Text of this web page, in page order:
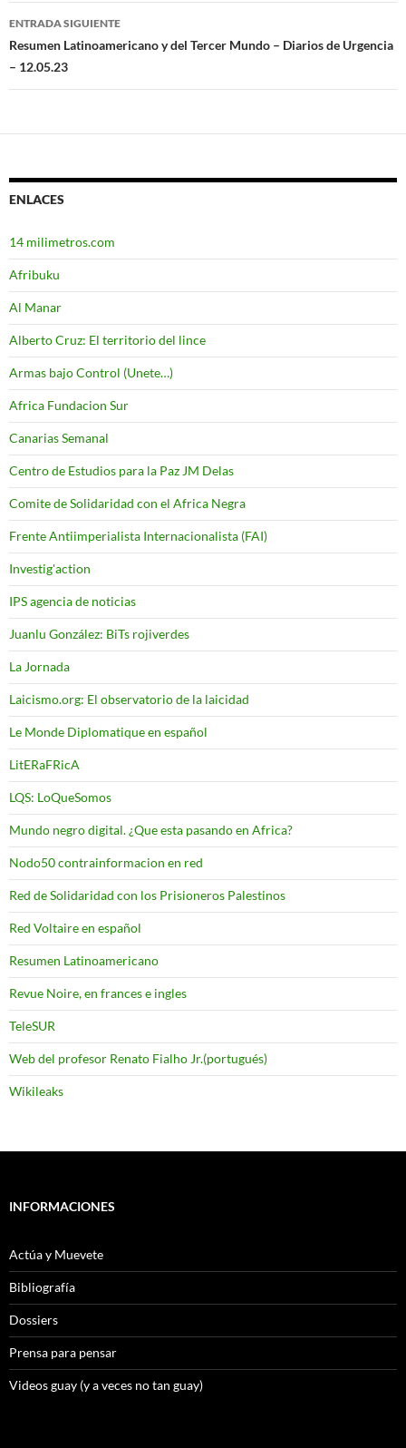
de
entradas
ENTRADA SIGUIENTE
Resumen Latinoamericano y del Tercer Mundo – Diarios de Urgencia
– 12.05.23
ENLACES
14 milimetros.com
Afribuku
Al Manar
Alberto Cruz: El territorio del lince
Armas bajo Control (Unete…)
Africa Fundacion Sur
Canarias Semanal
Centro de Estudios para la Paz JM Delas
Comite de Solidaridad con el Africa Negra
Frente Antiimperialista Internacionalista (FAI)
Investig'action
IPS agencia de noticias
Juanlu González: BiTs rojiverdes
La Jornada
Laicismo.org: El observatorio de la laicidad
Le Monde Diplomatique en español
LitERaFRicA
LQS: LoQueSomos
Mundo negro digital. ¿Que esta pasando en Africa?
Nodo50 contrainformacion en red
Red de Solidaridad con los Prisioneros Palestinos
Red Voltaire en español
Resumen Latinoamericano
Revue Noire, en frances e ingles
TeleSUR
Web del profesor Renato Fialho Jr.(portugués)
Wikileaks
INFORMACIONES
Actúa y Muevete
Bibliografía
Dossiers
Prensa para pensar
Videos guay (y a veces no tan guay)